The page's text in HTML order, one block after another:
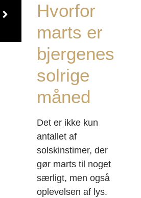
Hvorfor
marts er
bjergenes
solrige
måned
Det er ikke kun
antallet af
solskinstimer, der
gør marts til noget
særligt, men også
oplevelsen af lys.